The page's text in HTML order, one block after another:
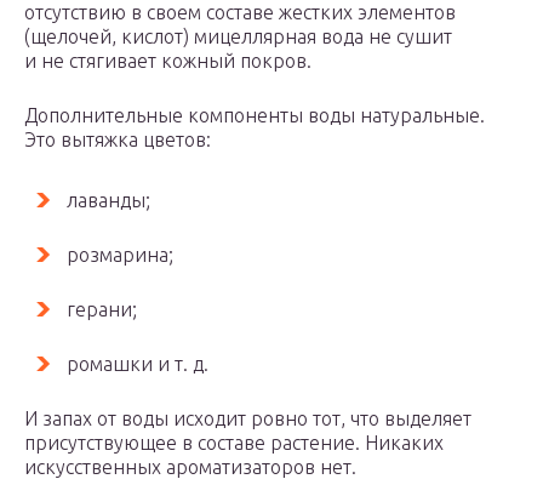
отсутствию в своем составе жестких элементов
(щелочей, кислот) мицеллярная вода не сушит
и не стягивает кожный покров.
Дополнительные компоненты воды натуральные.
Это вытяжка цветов:
лаванды;
розмарина;
герани;
ромашки и т. д.
И запах от воды исходит ровно тот, что выделяет
присутствующее в составе растение. Никаких
искусственных ароматизаторов нет.